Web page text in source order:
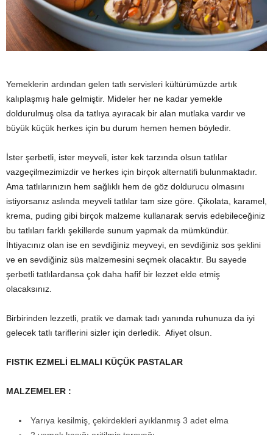
Yemeklerin ardından gelen tatlı servisleri kültürümüzde artık
kalıplaşmış hale gelmiştir. Mideler her ne kadar yemekle
doldurulmuş olsa da tatlıya ayıracak bir alan mutlaka vardır ve
büyük küçük herkes için bu durum hemen hemen böyledir.
İster şerbetli, ister meyveli, ister kek tarzında olsun tatlılar
vazgeçilmezimizdir ve herkes için birçok alternatifi bulunmaktadır.
Ama tatlılarınızın hem sağlıklı hem de göz doldurucu olmasını
istiyorsanız aslında meyveli tatlılar tam size göre. Çikolata, karamel,
krema, puding gibi birçok malzeme kullanarak servis edebileceğiniz
bu tatlıları farklı şekillerde sunum yapmak da mümkündür.
İhtiyacınız olan ise en sevdiğiniz meyveyi, en sevdiğiniz sos şeklini
ve en sevdiğiniz süs malzemesini seçmek olacaktır. Bu sayede
şerbetli tatlılardansa çok daha hafif bir lezzet elde etmiş
olacaksınız.
Birbirinden lezzetli, pratik ve damak tadı yanında ruhunuza da iyi
gelecek tatlı tariflerini sizler için derledik. Afiyet olsun.
FISTIK EZMELİ ELMALI KÜÇÜK PASTALAR
MALZEMELER :
Yarıya kesilmiş, çekirdekleri ayıklanmış 3 adet elma